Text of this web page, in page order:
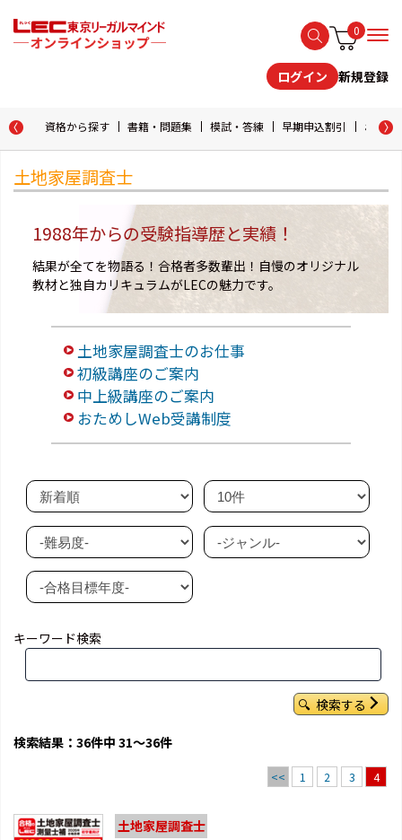
0
ログイン 新規登録
資格から探す 書籍・問題集 模試・答練 早期申込割引 おため
土地家屋調査士
1988年からの受験指導歴と実績！
結果が全てを物語る！合格者多数輩出！自慢のオリジナル
教材と独自カリキュラムがLECの魅力です。
土地家屋調査士のお仕事
初級講座のご案内
中上級講座のご案内
おためしWeb受講制度
キーワード検索
検索する
検索結果：36件中 31～36件
<< 1 2 3 4
土地家屋調査士